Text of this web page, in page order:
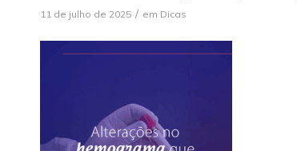
11 de julho de 2025 / em Dicas